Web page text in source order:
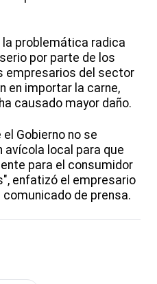
la problemática radica
por parte de los
empresarios del sector
en importar la carne,
causado mayor daño.
Gobierno no se
avícola local para que
para el consumidor
enfatizó el empresario
comunicado de prensa.